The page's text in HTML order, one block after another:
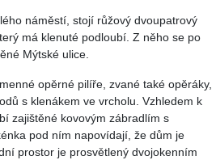
náměstí, stojí růžový dvoupatrový
má klenuté podloubí. Z něho se po
Mýtské ulice.
opěrné pilíře, zvané také opěráky,
s klenákem ve vrcholu. Vzhledem k
zajištěné kovovým zábradlím s
pod ním napovídají, že dům je
prostor je prosvětlený dvojokenním